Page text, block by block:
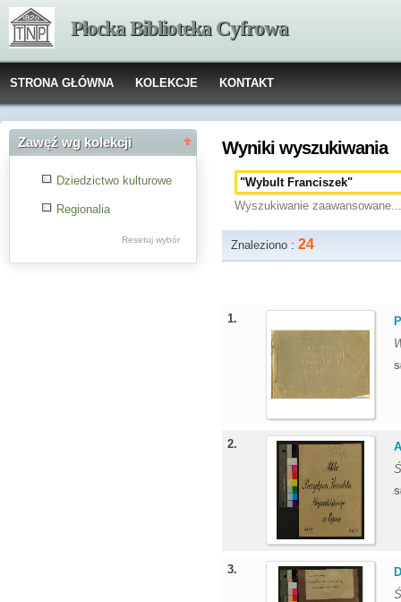
Płocka Biblioteka Cyfrowa
STRONA GŁÓWNA KOLEKCJE KONTAKT
Zawęź wg kolekcji
Dziedzictwo kulturowe
Regionalia
Resetuj wybór
Wyniki wyszukiwania
Wyszukiwanie zaawansowane...
Znaleziono :24
1.
2.
3.